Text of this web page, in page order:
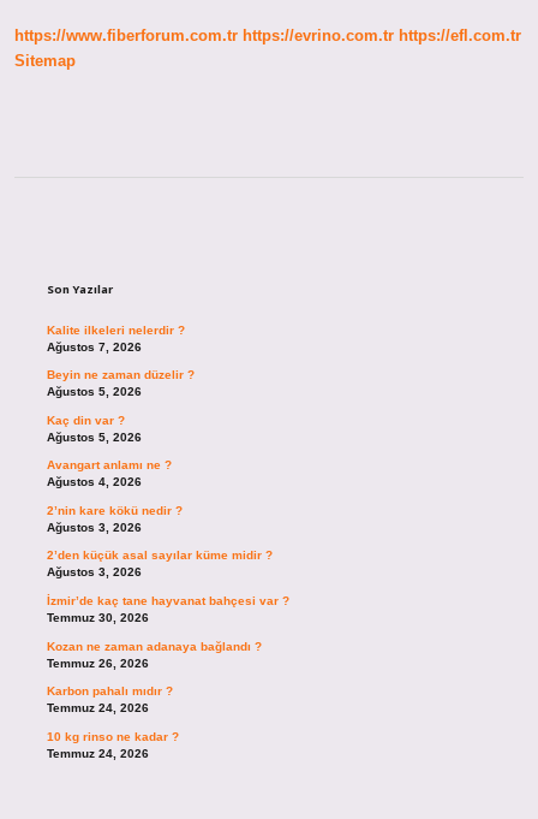
https://www.fiberforum.com.tr https://evrino.com.tr https://efl.com.tr
Sitemap
Son Yazılar
Kalite ilkeleri nelerdir ?
Ağustos 7, 2026
Beyin ne zaman düzelir ?
Ağustos 5, 2026
Kaç din var ?
Ağustos 5, 2026
Avangart anlamı ne ?
Ağustos 4, 2026
2’nin kare kökü nedir ?
Ağustos 3, 2026
2’den küçük asal sayılar küme midir ?
Ağustos 3, 2026
İzmir’de kaç tane hayvanat bahçesi var ?
Temmuz 30, 2026
Kozan ne zaman adanaya bağlandı ?
Temmuz 26, 2026
Karbon pahalı mıdır ?
Temmuz 24, 2026
10 kg rinso ne kadar ?
Temmuz 24, 2026